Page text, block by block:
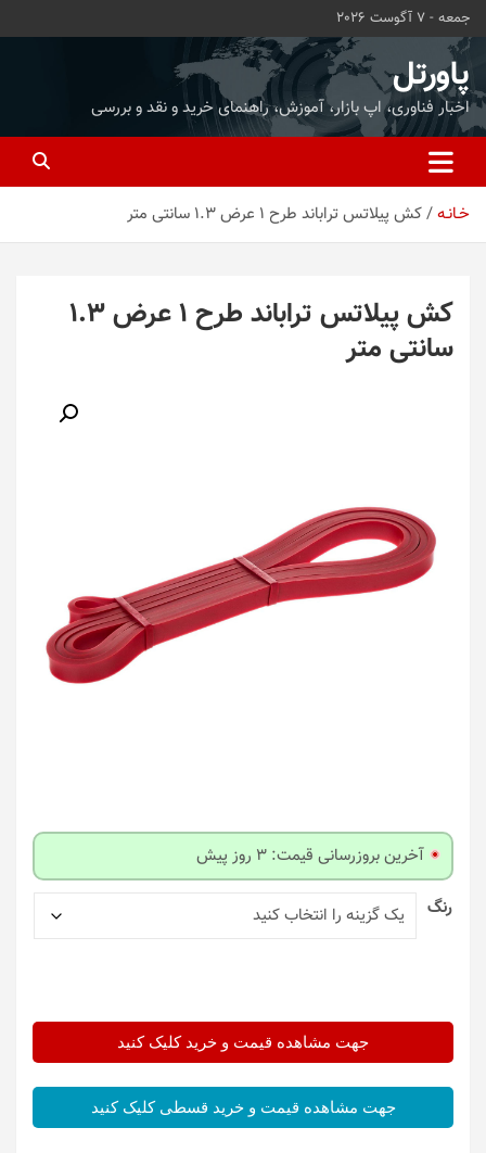
محتوا
بروید
جمعه - 7 آگوست 2026
پاورتل
اخبار فناوری، اپ بازار، آموزش، راهنمای خرید و نقد و بررسی
خـانـه کش پیلاتس تراباند طرح 1 عرض 1.3 سانتی متر
کش پیلاتس تراباند طرح 1 عرض 1.3
سانتی متر
آخرین بروزرسانی قیمت: 3 روز پیش
رنگ
جهت مشاهده قیمت و خرید کلیک کنید
جهت مشاهده قیمت و خرید قسطی کلیک کنید